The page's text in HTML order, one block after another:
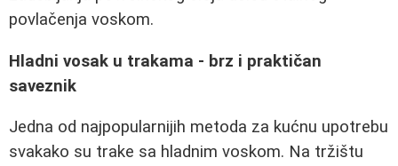
povlačenja voskom.
Hladni vosak u trakama - brz i praktičan
saveznik
Jedna od najpopularnijih metoda za kućnu upotrebu
svakako su trake sa hladnim voskom. Na tržištu